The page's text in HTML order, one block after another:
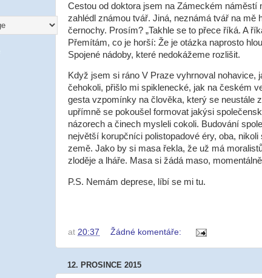
Cestou od doktora jsem na Zámeckém náměstí
zahlédl známou tvář. Jiná, neznámá tvář na mě
černochy. Prosím? „Takhle se to přece říká. A
Přemítám, co je horší: Že je otázka naprosto
Spojené nádoby, které nedokážeme rozlišit.
Když jsem si ráno V Praze vyhrnoval nohavice,
čehokoli, přišlo mi spiklenecké, jak na českém
gesta vzpomínky na člověka, který se neustále
upřímně se pokoušel formovat jakýsi
názorech a činech mysleli cokoli. Budování
největší korupčníci polistopadové éry, oba,
země. Jako by si masa řekla, že už má
zloděje a lháře. Masa si žádá maso,
P.S. Nemám deprese, líbí se mi tu.
at 20:37 Žádné komentáře:
12. PROSINCE 2015